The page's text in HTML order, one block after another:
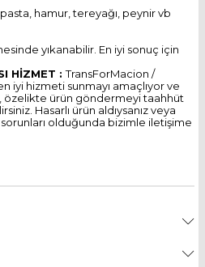
pasta, hamur, tereyağı, peynir vb
yıkanabilir. En iyi sonuç için
HİZMET :TransForMacion /
iyi hizmeti sunmayı amaçlıyor ve
ürün göndermeyi taahhüt
Hasarlı ürün aldıysanız veya
olduğunda bizimle iletişime